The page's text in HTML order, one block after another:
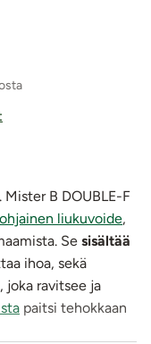
B DOUBLE-F
liukuvoide,
Se sisältää
ihoa, sekä
joka ravitsee ja
paitsi tehokkaan